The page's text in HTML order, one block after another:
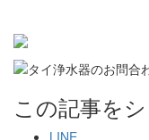
この記事を
LINE